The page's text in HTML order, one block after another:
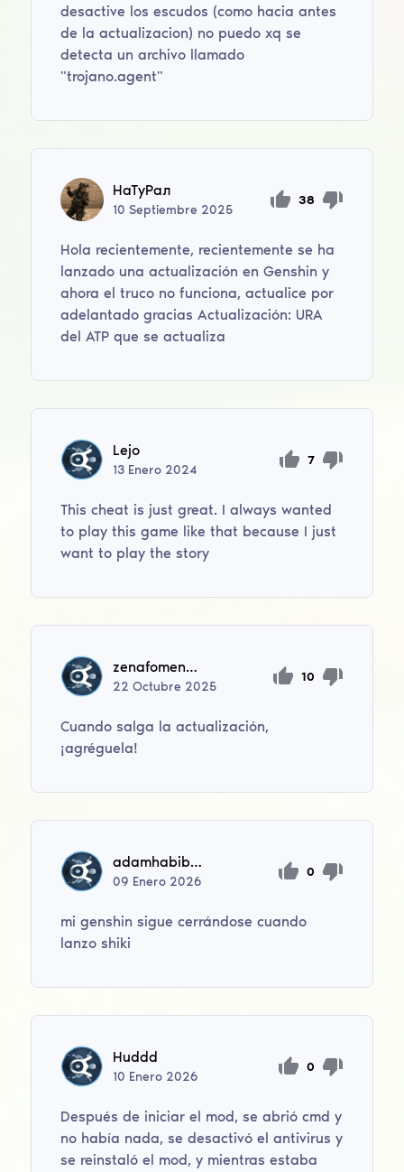
desactive los escudos (como hacia antes
de la actualizacion) no puedo xq se
detecta un archivo llamado
"trojano.agent"
НaTуPaл
10Septiembre 2025
38
Hola recientemente, recientemente se ha
lanzado una actualización en Genshin y
ahora el truco no funciona, actualice por
adelantado gracias Actualización: URA
del ATP que se actualiza
Lejo
13 Enero 2024
7
This cheat is just great. I always wanted
to play this game like that because I just
want to play the story
zenafomenkov0
22Octubre 2025
10
Cuando salga la actualización,
¡agréguela!
adamhabib2006
09 Enero 2026
0
mi genshin sigue cerrándose cuando
lanzo shiki
Huddd
10 Enero 2026
0
Después de iniciar el mod, se abrió cmd y
no había nada, se desactivó el antivirus y
se reinstaló el mod, y mientras estaba